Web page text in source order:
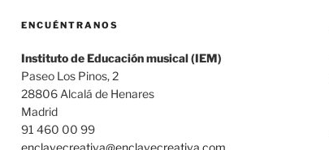
ENCUÉNTRANOS
Instituto de Educación musical (IEM)
Paseo Los Pinos, 2
28806 Alcalá de Henares
Madrid
91 460 00 99
enclavecreativa@enclavecreativa.com